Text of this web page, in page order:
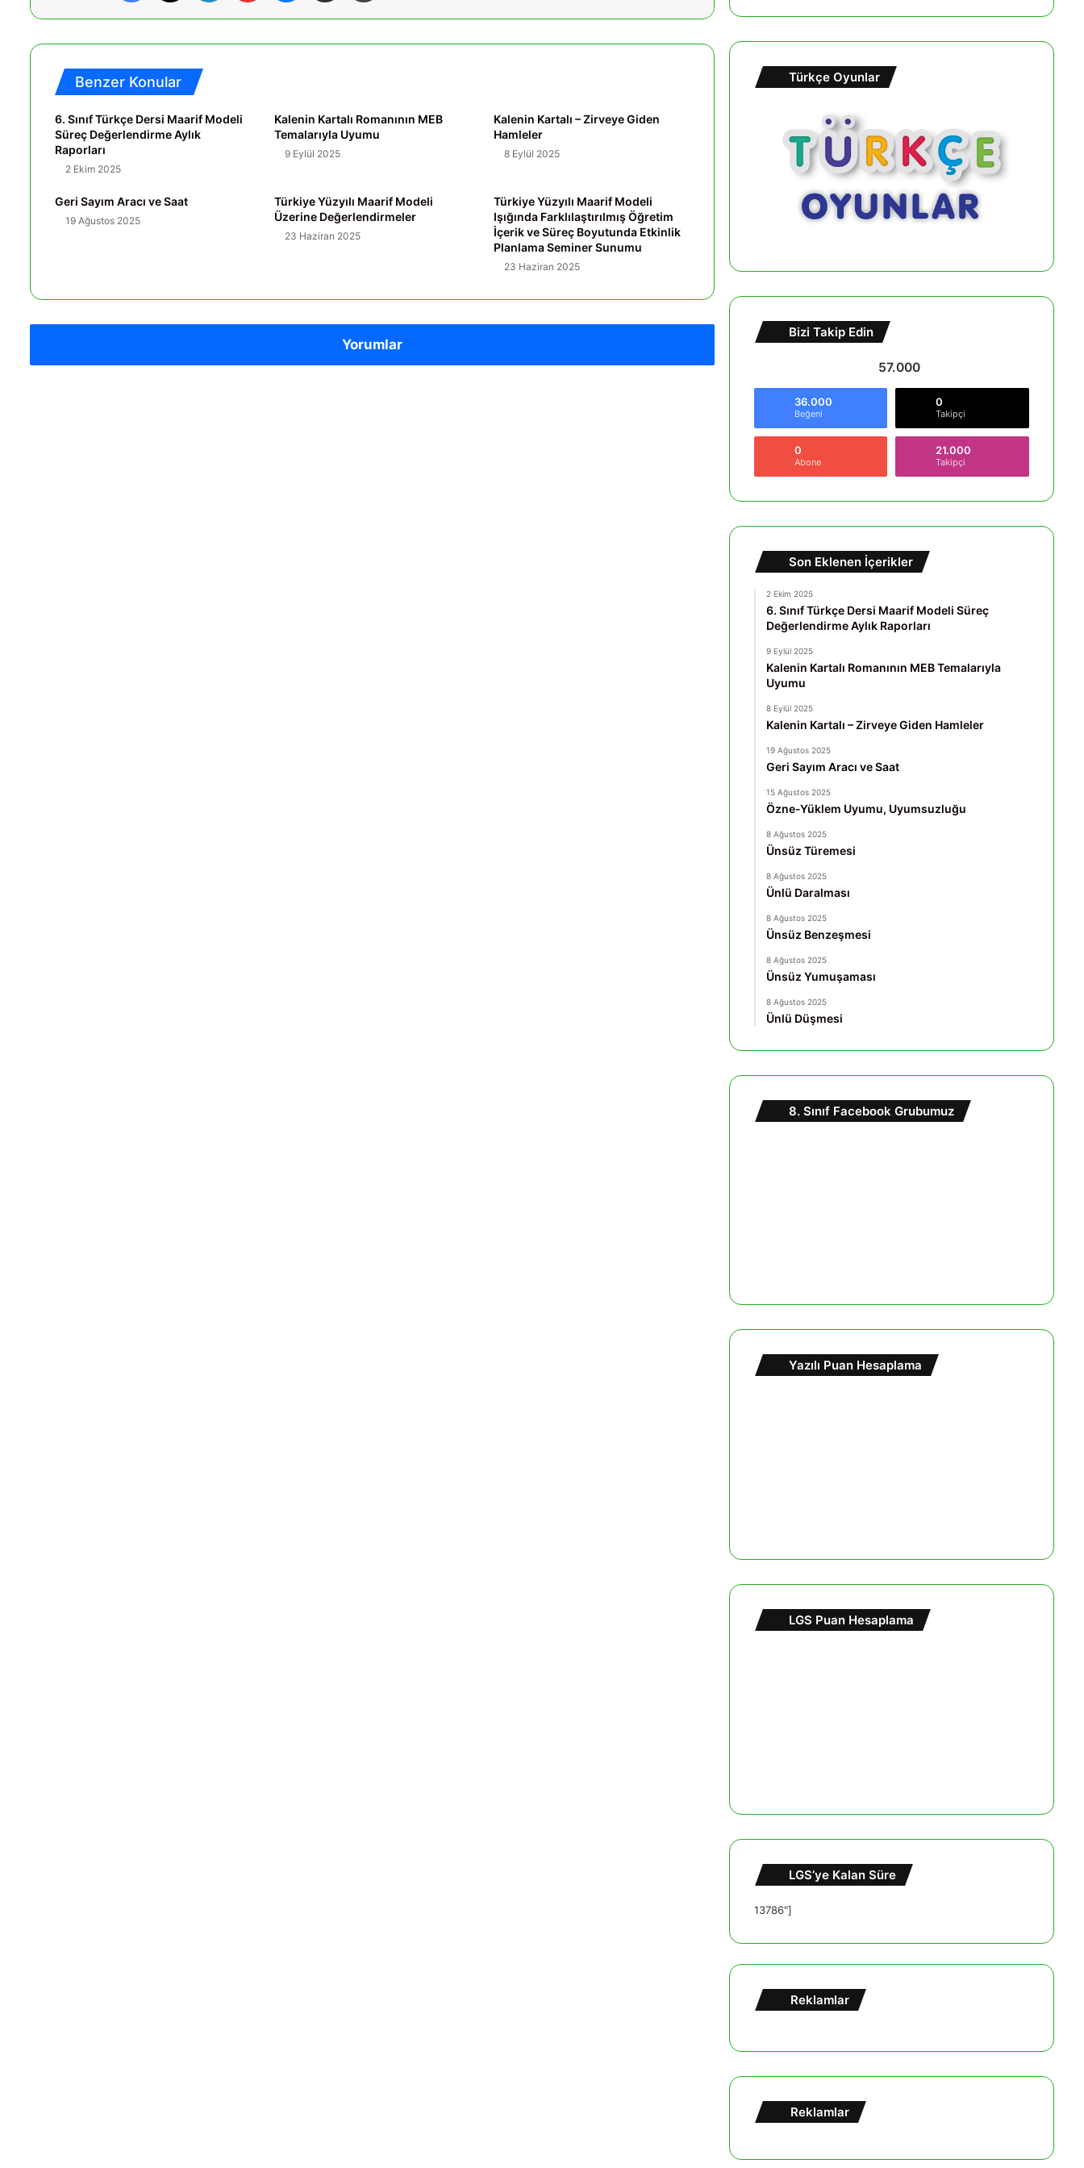
Benzer Konular
6. Sınıf Türkçe Dersi Maarif Modeli
Süreç Değerlendirme Aylık
Raporları
2 Ekim 2025
Kalenin Kartalı Romanının MEB
Temalarıyla Uyumu
9 Eylül 2025
Kalenin Kartalı – Zirveye Giden
Hamleler
8 Eylül 2025
Geri Sayım Aracı ve Saat
19 Ağustos 2025
Türkiye Yüzyılı Maarif Modeli
Üzerine Değerlendirmeler
23 Haziran 2025
Türkiye Yüzyılı Maarif Modeli
Işığında Farklılaştırılmış Öğretim
İçerik ve Süreç Boyutunda Etkinlik
Planlama Seminer Sunumu
23 Haziran 2025
Yorumlar
Türkçe Oyunlar
Bizi Takip Edin
57.000
36.000
Beğeni
0
Takipçi
0
Abone
21.000
Takipçi
Son Eklenen İçerikler
2 Ekim 2025
6. Sınıf Türkçe Dersi Maarif Modeli Süreç
Değerlendirme Aylık Raporları
9 Eylül 2025
Kalenin Kartalı Romanının MEB Temalarıyla
Uyumu
8 Eylül 2025
Kalenin Kartalı – Zirveye Giden Hamleler
19 Ağustos 2025
Geri Sayım Aracı ve Saat
15 Ağustos 2025
Özne-Yüklem Uyumu, Uyumsuzluğu
8 Ağustos 2025
Ünsüz Türemesi
8 Ağustos 2025
Ünlü Daralması
8 Ağustos 2025
Ünsüz Benzeşmesi
8 Ağustos 2025
Ünsüz Yumuşaması
8 Ağustos 2025
Ünlü Düşmesi
8. Sınıf Facebook Grubumuz
Yazılı Puan Hesaplama
LGS Puan Hesaplama
LGS’ye Kalan Süre
13786"]
Reklamlar
Reklamlar